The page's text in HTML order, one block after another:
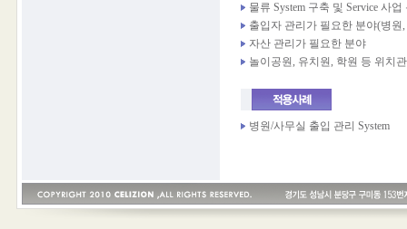
물류 System 구축 및 Service 사업
출입자 관리가 필요한 분야(병
자산 관리가 필요한 분야
놀이공원, 유치원, 학원 등 위치
병원/사무실 출입 관리 System